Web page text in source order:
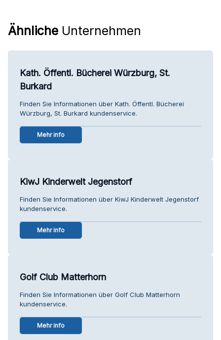
Ähnliche Unternehmen
Kath. Öffentl. Bücherei Würzburg, St.
Burkard
Finden Sie Informationen über Kath. Öffentl. Bücherei
Würzburg, St. Burkard kundenservice.
Mehr info
KiwJ Kinderwelt Jegenstorf
Finden Sie Informationen über KiwJ Kinderwelt Jegenstorf
kundenservice.
Mehr info
Golf Club Matterhorn
Finden Sie Informationen über Golf Club Matterhorn
kundenservice.
Mehr info